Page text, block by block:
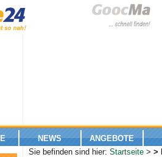
NEWS ANGEBOTE
Sie befinden sind hier: Startseite > >